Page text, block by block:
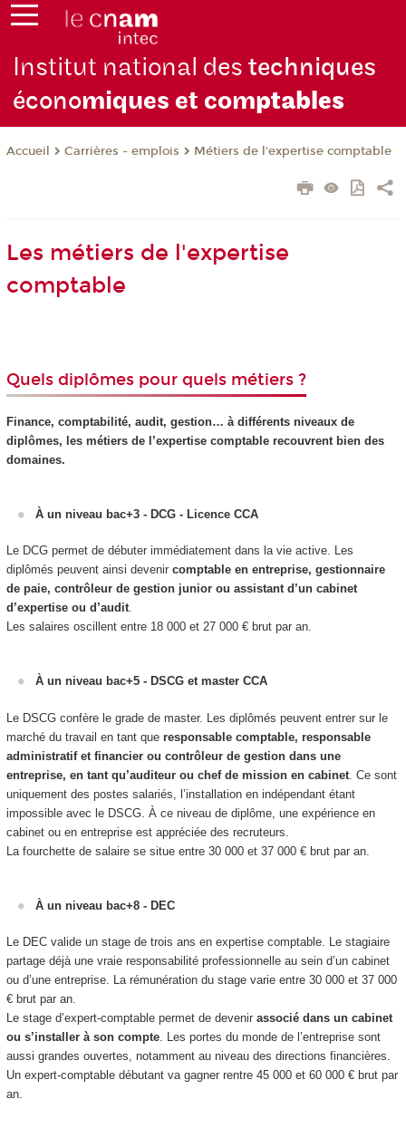
Institut national destechniques
économiques et comptables
Accueil Carrières - emplois Métiers de l'expertise comptable
Les métiers de l'expertise
comptable
Quels diplômes pour quels métiers ?
Finance, comptabilité, audit, gestion… à différents niveaux de
diplômes, les métiers de l’expertise comptable recouvrent bien des
domaines.
À un niveau bac+3 - DCG - Licence CCA
Le DCG permet de débuter immédiatement dans la vie active. Les
diplômés peuvent ainsi devenir comptable en entreprise, gestionnaire
de paie, contrôleur de gestion junior ou assistant d’un cabinet
d’expertise ou d’audit.
Les salaires oscillent entre 18 000 et 27 000 € brut par an.
À un niveau bac+5 - DSCG et master CCA
Le DSCG confère le grade de master. Les diplômés peuvent entrer sur le
marché du travail en tant que responsable comptable, responsable
administratif et financier ou contrôleur de gestion dans une
entreprise, en tant qu’auditeur ou chef de mission en cabinet. Ce sont
uniquement des postes salariés, l’installation en indépendant étant
impossible avec le DSCG. À ce niveau de diplôme, une expérience en
cabinet ou en entreprise est appréciée des recruteurs.
La fourchette de salaire se situe entre 30 000 et 37 000 € brut par an.
À un niveau bac+8 - DEC
Le DEC valide un stage de trois ans en expertise comptable. Le stagiaire
partage déjà une vraie responsabilité professionnelle au sein d’un cabinet
ou d’une entreprise. La rémunération du stage varie entre 30 000 et 37 000
€ brut par an.
Le stage d’expert-comptable permet de devenir associé dans un cabinet
ou s’installer à son compte. Les portes du monde de l’entreprise sont
aussi grandes ouvertes, notamment au niveau des directions financières.
Un expert-comptable débutant va gagner rentre 45 000 et 60 000 € brut par
an.